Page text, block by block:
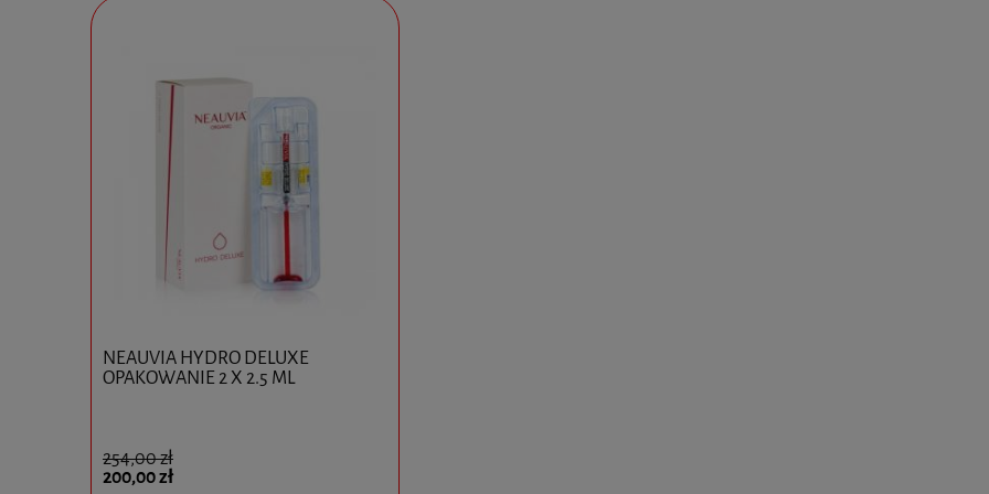
NEAUVIA HYDRO DELUXE
OPAKOWANIE 2 X 2.5 ML
254,00 zł
200,00 zł